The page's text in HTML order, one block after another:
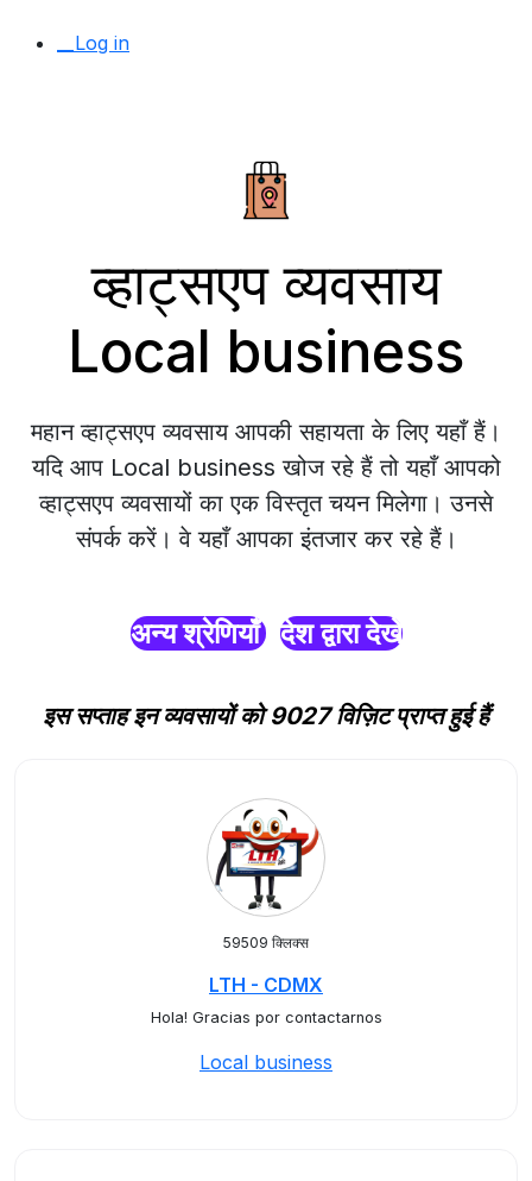
__Log in
व्हाट्सएप व्यवसाय
Local business
महान व्हाट्सएप व्यवसाय आपकी सहायता के लिए यहाँ हैं।
यदि आप Local business खोज रहे हैं तो यहाँ आपको
व्हाट्सएप व्यवसायों का एक विस्तृत चयन मिलेगा। उनसे
संपर्क करें। वे यहाँ आपका इंतजार कर रहे हैं।
अन्य श्रेणियाँ देश द्वारा देखें
इस सप्ताह इन व्यवसायों को 9027 विज़िट प्राप्त हुई हैं
59509 क्लिक्स
LTH - CDMX
Hola! Gracias por contactarnos
Local business